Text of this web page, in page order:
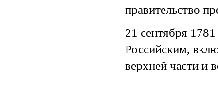
правительство
21 сентября
Российским,
верхней части и